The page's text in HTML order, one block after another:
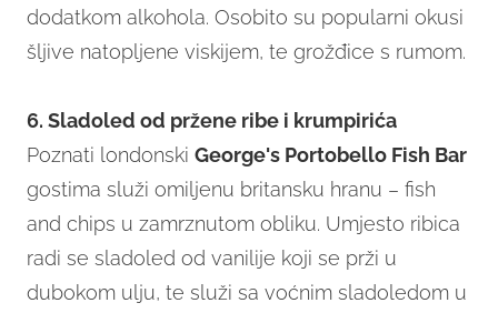
dodatkom alkohola. Osobito su popularni okusi
šljive natopljene viskijem, te grožđice s rumom.
6. Sladoled od pržene ribe i krumpirića
Poznati londonski George's Portobello Fish Bar
gostima služi omiljenu britansku hranu – fish
and chips u zamrznutom obliku. Umjesto ribica
radi se sladoled od vanilije koji se prži u
dubokom ulju, te služi sa voćnim sladoledom u